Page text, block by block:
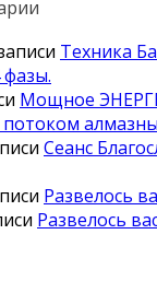
Техника
фазы.
Мощное
Сеанс
Развелось
Развелось